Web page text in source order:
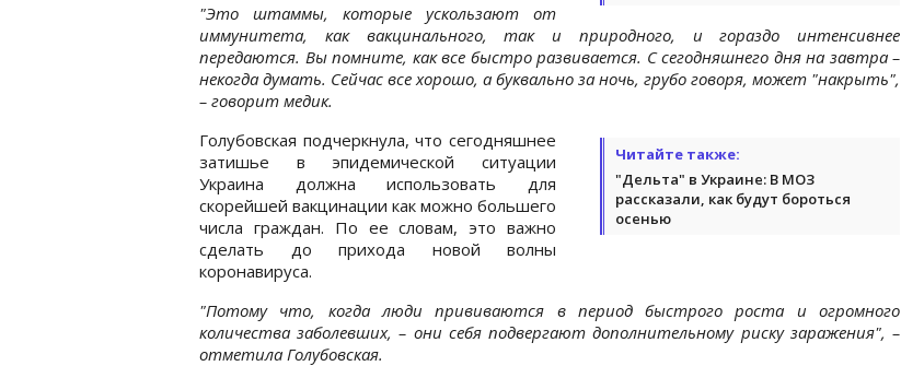
"Это штаммы, которые ускользают от
иммунитета, как вакцинального, так и природного, и гораздо интенсивнее
передаются. Вы помните, как все быстро развивается. С сегодняшнего дня на завтра –
некогда думать. Сейчас все хорошо, а буквально за ночь, грубо говоря, может "накрыть",
– говорит медик.
Читайте также:
"Дельта" в Украине: В МОЗ
рассказали, как будут бороться
осенью
Голубовская подчеркнула, что сегодняшнее
затишье в эпидемической ситуации
Украина должна использовать для
скорейшей вакцинации как можно большего
числа граждан. По ее словам, это важно
сделать до прихода новой волны
коронавируса.
"Потому что, когда люди прививаются в период быстрого роста и огромного
количества заболевших, – они себя подвергают дополнительному риску заражения", –
отметила Голубовская.